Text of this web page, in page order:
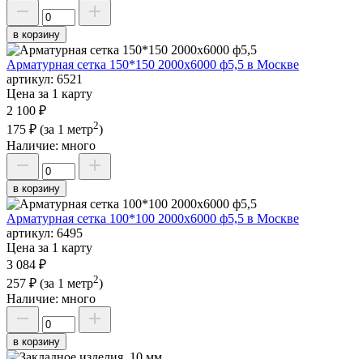
в корзину
Арматурная сетка 150*150 2000х6000 ф5,5 в Москве
артикул: 6521
Цена за 1 карту
2 100 ₽
175 ₽ (за 1 метр2)
Наличие: много
в корзину
Арматурная сетка 100*100 2000х6000 ф5,5 в Москве
артикул: 6495
Цена за 1 карту
3 084 ₽
257 ₽ (за 1 метр2)
Наличие: много
в корзину